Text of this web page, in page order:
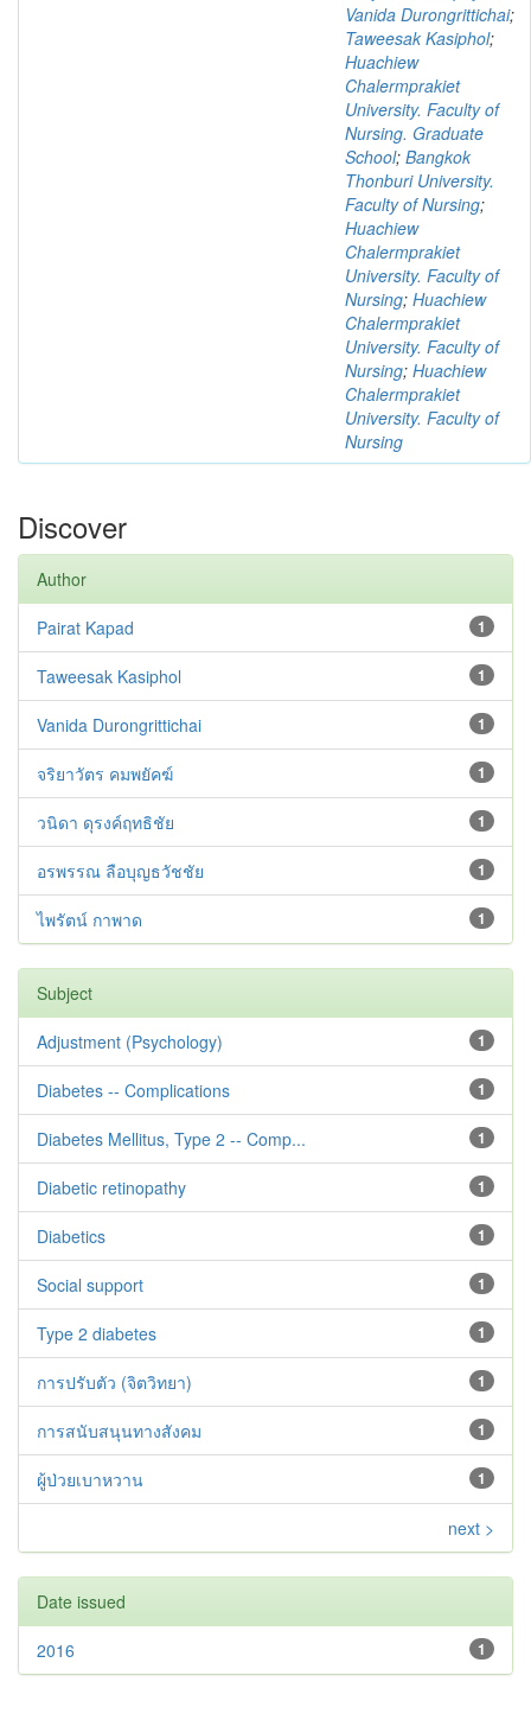
Vanida Durongrittichai;
Taweesak Kasiphol;
Huachiew
Chalermprakiet
University. Faculty of
Nursing. Graduate
School; Bangkok
Thonburi University.
Faculty of Nursing;
Huachiew
Chalermprakiet
University. Faculty of
Nursing; Huachiew
Chalermprakiet
University. Faculty of
Nursing; Huachiew
Chalermprakiet
University. Faculty of
Nursing
Discover
Author
1
Pairat Kapad
1
Taweesak Kasiphol
1
Vanida Durongrittichai
1
จริยาวัตร คมพยัคฆ์
1
วนิดา ดุรงค์ฤทธิชัย
1
อรพรรณ ลือบุญธวัชชัย
1
ไพรัตน์ กาพาด
Subject
1
Adjustment ‪(Psychology)
1
Diabetes -- Complications
1
Diabetes Mellitus, Type 2 -- Comp...
1
Diabetic retinopathy
1
Diabetics
1
Social support
1
Type 2 diabetes‬‬‬‬‬‬
1
การปรับตัว (จิตวิทยา)
1
การสนับสนุนทางสังคม
1
ผู้ป่วยเบาหวาน
next >
Date issued
1
2016